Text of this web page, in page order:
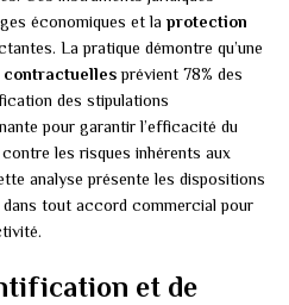
économiques et la protection
La pratique démontre qu’une
contractuellesprévient 78% des
des stipulations
pour garantir l’efficacité du
les risques inhérents aux
analyse présente les dispositions
tout accord commercial pour
et de